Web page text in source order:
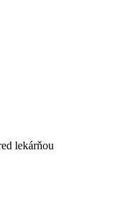
lekárňou